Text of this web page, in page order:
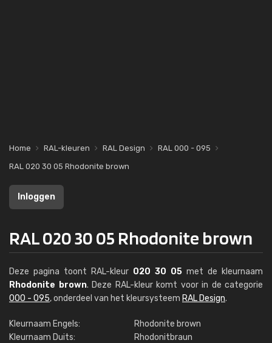
Home RAL-kleuren RAL Design
RAL 000 - 095
RAL 020 30 05 Rhodonite brown
Inloggen
RAL 020 30 05 Rhodonite brown
Deze pagina toont RAL-kleur 020 30 05 met de kleurnaam
Rhodonite brown. Deze RAL-kleur komt voor in de categorie
000 - 095, onderdeel van het kleursysteem RAL Design.
Kleurnaam Engels:
Rhodonite brown
Kleurnaam Duits:
Rhodonitbraun